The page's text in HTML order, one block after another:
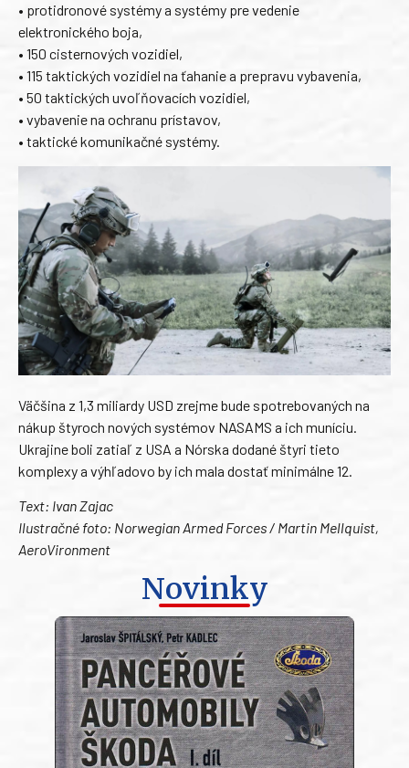
• protidronové systémy a systémy pre vedenie
elektronického boja,
• 150 cisternových vozidiel,
• 115 taktických vozidiel na ťahanie a prepravu vybavenia,
• 50 taktických uvoľňovacích vozidiel,
• vybavenie na ochranu prístavov,
• taktické komunikačné systémy.
Väčšina z 1,3 miliardy USD zrejme bude spotrebovaných na
nákup štyroch nových systémov NASAMS a ich muníciu.
Ukrajine boli zatiaľ z USA a Nórska dodané štyri tieto
komplexy a výhľadovo by ich mala dostať minimálne 12.
Text: Ivan Zajac
Ilustračné foto: Norwegian Armed Forces / Martin Mellquist,
AeroVironment
Novinky